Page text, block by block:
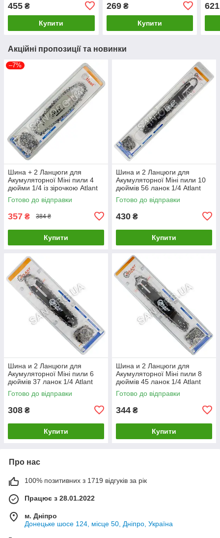
455 ₴
Купити
269₴
Купити
621
Акційні пропозиції та новинки
–7%
Шина + 2 Ланцюги для
Акумуляторної Міні пили 4
дюйми 1/4 із зірочкою Atlant
Готово до відправки
357 ₴ 384 ₴
Купити
Шина и 2 Ланцюги для
Акумуляторної Міні пили 10
дюймів 56 ланок 1/4 Atlant
Готово до відправки
430 ₴
Купити
Шина и 2 Ланцюги для
Акумуляторної Міні пили 6
дюймів 37 ланок 1/4 Atlant
Готово до відправки
308 ₴
Купити
Шина и 2 Ланцюги для
Акумуляторної Міні пили 8
дюймів 45 ланок 1/4 Atlant
Готово до відправки
344 ₴
Купити
Про нас
100% позитивних з 1719 відгуків за рік
Працює з 28.01.2022
м. Дніпро
Донецьке шосе 124, місце 50, Дніпро, Україна